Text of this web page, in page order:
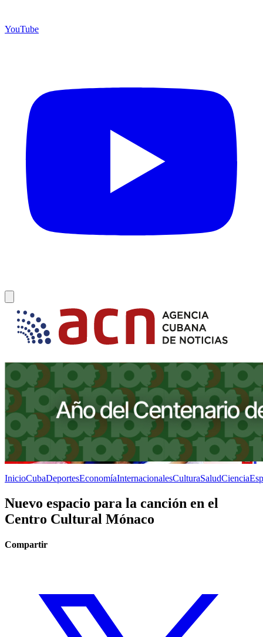
YouTube
InicioCubaDeportesEconomíaInternacionalesCulturaSaludCiencia
Nuevo espacio para la canción en el
Centro Cultural Mónaco
Compartir